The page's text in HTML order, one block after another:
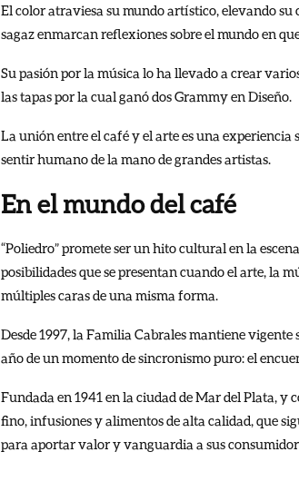
El color atraviesa su mundo artístico, elevando
sagaz enmarcan reflexiones sobre el mundo en
Su pasión por la música lo ha llevado a crear
las tapas por la cual ganó dos Grammy en Diseño.
La unión entre el café y el arte es una
sentir humano de la mano de grandes artistas.
En el mundo del café
“Poliedro” promete ser un hito cultural en la
posibilidades que se presentan cuando el arte, la
múltiples caras de una misma forma.
Desde 1997, la Familia Cabrales mantiene
año de un momento de sincronismo puro: el
Fundada en 1941 en la ciudad de Mar del Plata, y
fino, infusiones y alimentos de alta calidad, que
para aportar valor y vanguardia a sus